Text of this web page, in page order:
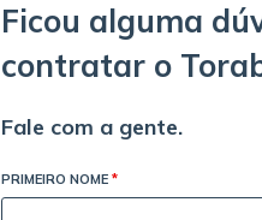
Ficou alguma
contratar o
Fale com a gente.
PRIMEIRO NOME *